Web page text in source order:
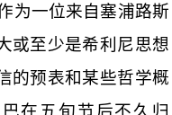
为一位来自塞浦路斯
或至少是希利尼思想
的预表和某些哲学概
在五旬节后不久归